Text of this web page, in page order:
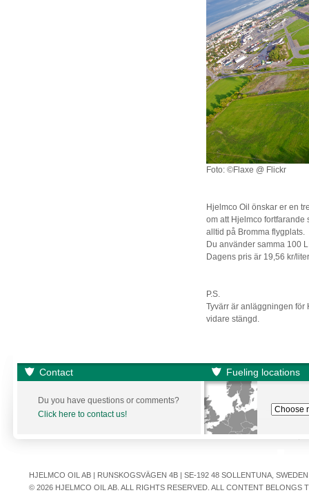
Foto: ©Flaxe @ Flickr
Hjelmco Oil önskar er en
om att Hjelmco
alltid på Bromma flygplats.
Du använder samma 100
Dagens pris är 19,56 kr/
P.S.
Tyvärr är anläggningen för
vidare stängd.
Contact Fueling locations
Du you have questions or comments?
Click here to contact us!
HJELMCO OIL AB | RUNSKOGSVÄGEN 4B | SE-192 48 SOLLENTUNA,
© 2026 HJELMCO OIL AB. ALL RIGHTS RESERVED. ALL CONTENT